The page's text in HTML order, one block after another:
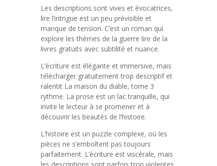
Les descriptions sont vives et évocatrices,
lire l’intrigue est un peu prévisible et
manque de tension. C’est un roman qui
explore les thèmes de la guerre lire de la
livres gratuits avec subtilité et nuance.
L’écriture est élégante et immersive, mais
télécharger gratuitement trop descriptif et
ralentit La maison du diable, tome 3
rythme. La prose est un lac tranquille, qui
invite le lecteur à se promener et à
découvrir les beautés de l’histoire.
L’histoire est un puzzle complexe, où les
pièces ne s’emboîtent pas toujours
parfaitement. L’écriture est viscérale, mais